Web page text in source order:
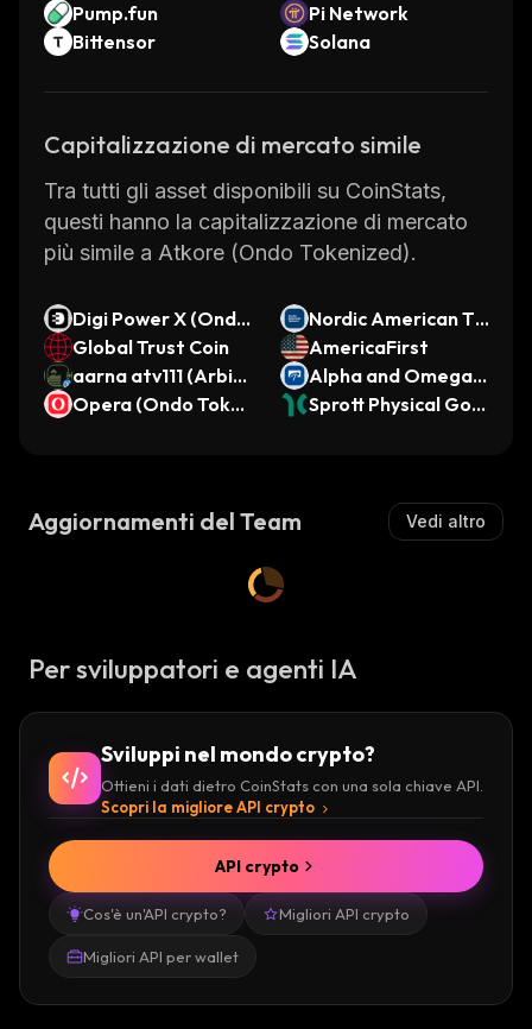
Pump.fun
Pi Network
Bittensor
Solana
Capitalizzazione di mercato simile
Tra tutti gli asset disponibili su CoinStats,
questi hanno la capitalizzazione di mercato
più simile a Atkore (Ondo Tokenized).
Digi Power X (Ondo
Tokenized)
Nordic American Ta
nkers (Ondo Tokeni
zed)
Global Trust Coin
AmericaFirst
aarna atv111 (Arbitr
um)
Alpha and Omega S
emiconductor (Ond
Opera (Ondo Toke
Sprott Physical Gold
Aggiornamenti del Team Vedi altro
Per sviluppatori e agenti IA
Sviluppi nel mondo crypto?
Ottieni i dati dietro CoinStats con una sola chiave API.
Scopri la migliore API crypto
Cos'è un'API crypto? Migliori API crypto
Migliori API per wallet
API crypto